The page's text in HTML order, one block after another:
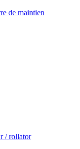
de maintien
/ rollator